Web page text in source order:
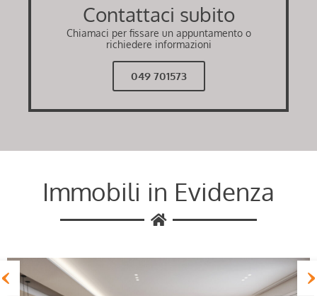
Contattaci subito
Chiamaci per fissare un appuntamento o
richiedere informazioni
049 701573
Immobili in Evidenza